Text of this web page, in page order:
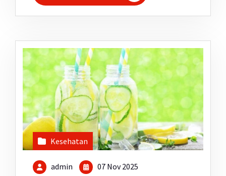
Kesehatan
admin 07 Nov 2025